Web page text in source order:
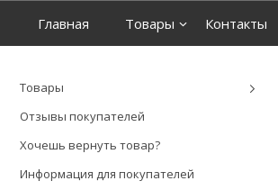
Главная Товары Контакты
Товары
Отзывы покупателей
Хочешь вернуть товар?
Информация для покупателей